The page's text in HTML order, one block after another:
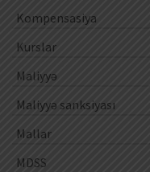
Kompensasiya
Kurslar
Maliyyə
Maliyyə sanksiyası
Mallar
MDSS